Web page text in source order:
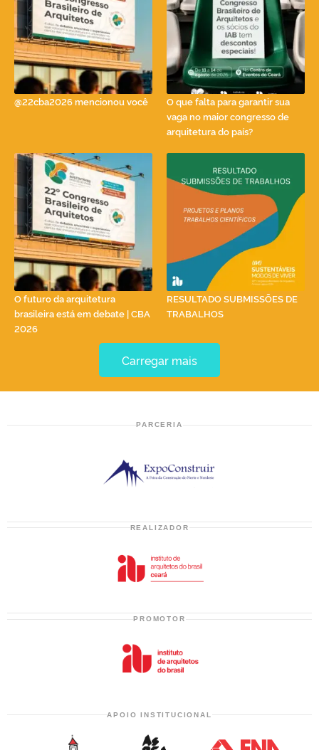
@22cba2026 mencionou você
O que falta para garantir sua
vaga no maior congresso de
arquitetura do país?
O futuro da arquitetura
brasileira está em debate | CBA
2026
RESULTADO SUBMISSÕES DE
TRABALHOS
Carregar mais
PARCERIA
REALIZADOR
PROMOTOR
APOIO INSTITUCIONAL